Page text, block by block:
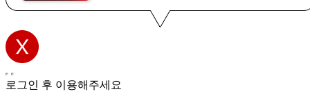
로그인 후 이용해주세요